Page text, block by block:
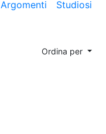
Argomenti Studiosi
Ordina per